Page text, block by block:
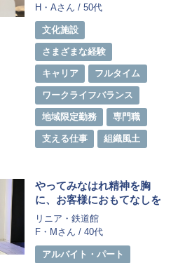
H・Aさん / 50代
​​文化施設
さまざまな経験
キャリア フルタイム
ワークライフバランス
地域限定勤務 専門職
支える仕事 組織風土
やってみなはれ精神を胸
に、お客様におもてなしを
リニア・鉄道館
F・Mさん / 40代
アルバイト・パート